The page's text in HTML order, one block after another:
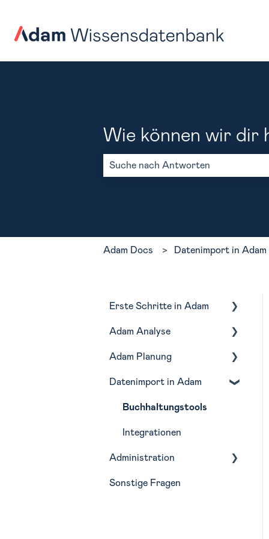
Wie können wir dir
Adam Docs Datenimport in Adam
Erste Schritte in Adam
Navigation
Monatliche Routine in
Adam Analyse
Lagebericht
Profitabilität
Liquidität
Kostenstellen
BWA-Bericht
Adam Planung
Budgetierung
Forecasting
Szenarien
Planungsfunktionen
Planungsimport
Datenimport in Adam
Buchhaltungstools
Integrationen
Administration
Wirtschaftsjahre
Sonstige Fragen